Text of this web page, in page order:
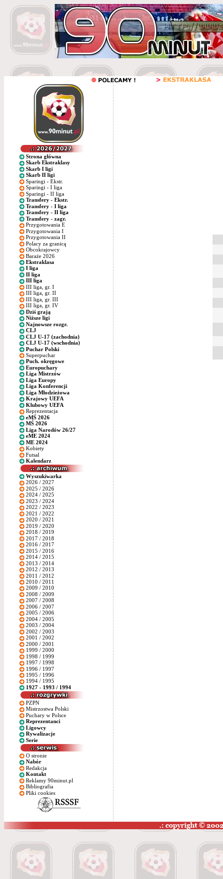
Strona główna
Skarb Ekstraklasy
Skarb I ligi
Skarb II ligi
Sparingi - Ekstr.
Sparingi - I liga
Sparingi - II liga
Transfery - Ekstr.
Transfery - I liga
Transfery - II liga
Transfery - zagr.
Przygotowania E
Przygotowania I
Przygotowania II
Polacy za granicą
Obcokrajowcy
Baraże 2026
Ekstraklasa
I liga
II liga
III liga
III liga, gr. I
III liga, gr. II
III liga, gr. III
III liga, gr. IV
Dziś grają
Niższe ligi
Najnowsze rozgr.
CLJ
CLJ U-17 (zachodnia)
CLJ U-17 (wschodnia)
Puchar Polski
Superpuchar
Puch. okręgowe
Europuchary
Liga Mistrzów
Liga Europy
Liga Konferencji
Liga Młodzieżowa
Krajowy UEFA
Klubowy UEFA
Reprezentacja
eMŚ 2026
MŚ 2026
Liga Narodów 26/27
eME 2024
ME 2024
Kobiety
Futsal
Kalendarz
Wyszukiwarka
2026 / 2027
2025 / 2026
2024 / 2025
2023 / 2024
2022 / 2023
2021 / 2022
2020 / 2021
2019 / 2020
2018 / 2019
2017 / 2018
2016 / 2017
2015 / 2016
2014 / 2015
2013 / 2014
2012 / 2013
2011 / 2012
2010 / 2011
2009 / 2010
2008 / 2009
2007 / 2008
2006 / 2007
2005 / 2006
2004 / 2005
2003 / 2004
2002 / 2003
2001 / 2002
2000 / 2001
1999 / 2000
1998 / 1999
1997 / 1998
1996 / 1997
1995 / 1996
1994 / 1995
1927 - 1993 / 1994
PZPN
Mistrzostwa Polski
Puchary w Polsce
Reprezentanci
Ligowcy
Rywalizacje
Serie
O stronie
Nabór
Redakcja
Kontakt
Reklamy 90minut.pl
Bibliografia
Pliki cookies